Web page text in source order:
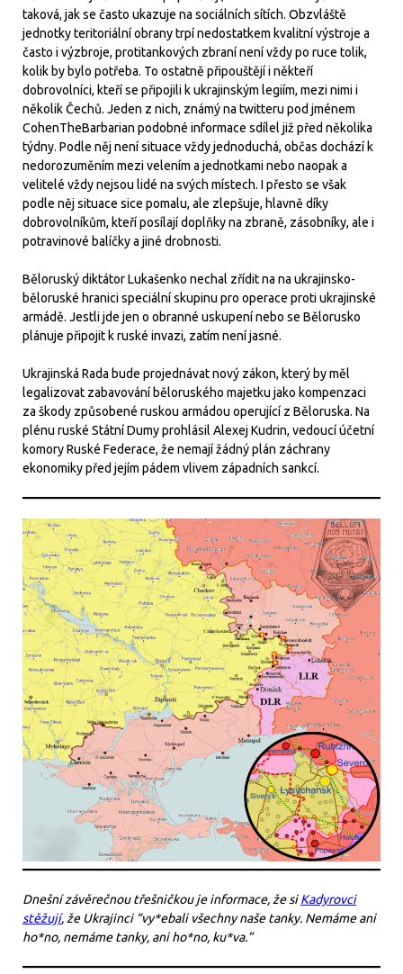
taková, jak se často ukazuje na sociálních sítích. Obzvláště
jednotky teritoriální obrany trpí nedostatkem kvalitní výstroje a
často i výzbroje, protitankových zbraní není vždy po ruce tolik,
kolik by bylo potřeba. To ostatně připouštějí i někteří
dobrovolníci, kteří se připojili k ukrajinským legiím, mezi nimi i
několik Čechů. Jeden z nich, známý na twitteru pod jménem
CohenTheBarbarian podobné informace sdílel již před několika
týdny. Podle něj není situace vždy jednoduchá, občas dochází k
nedorozuměním mezi velením a jednotkami nebo naopak a
velitelé vždy nejsou lidé na svých místech. I přesto se však
podle něj situace sice pomalu, ale zlepšuje, hlavně díky
dobrovolníkům, kteří posílají doplňky na zbraně, zásobníky, ale i
potravinové balíčky a jiné drobnosti.
Běloruský diktátor Lukašenko nechal zřídit na na ukrajinsko-
běloruské hranici speciální skupinu pro operace proti ukrajinské
armádě. Jestli jde jen o obranné uskupení nebo se Bělorusko
plánuje připojit k ruské invazi, zatím není jasné.
Ukrajinská Rada bude projednávat nový zákon, který by měl
legalizovat zabavování běloruského majetku jako kompenzaci
za škody způsobené ruskou armádou operující z Běloruska. Na
plénu ruské Státní Dumy prohlásil Alexej Kudrin, vedoucí účetní
komory Ruské Federace, že nemají žádný plán záchrany
ekonomiky před jejím pádem vlivem západních sankcí.
Dnešní závěrečnou třešničkou je informace, že siKadyrovci
stěžují, že Ukrajinci “vy*ebali všechny naše tanky. Nemáme ani
ho*no, nemáme tanky, ani ho*no, ku*va.”